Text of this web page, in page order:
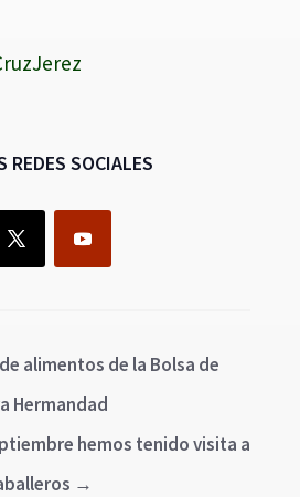
REDES SOCIALES
alimentos de la Bolsa de
Hermandad
hemos tenido visita a
→